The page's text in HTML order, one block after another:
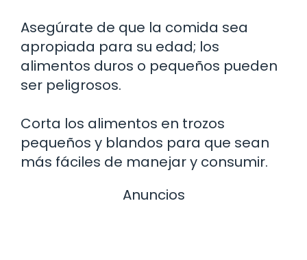
Asegúrate de que la comida sea
apropiada para su edad; los
alimentos duros o pequeños pueden
ser peligrosos.
Corta los alimentos en trozos
pequeños y blandos para que sean
más fáciles de manejar y consumir.
Anuncios